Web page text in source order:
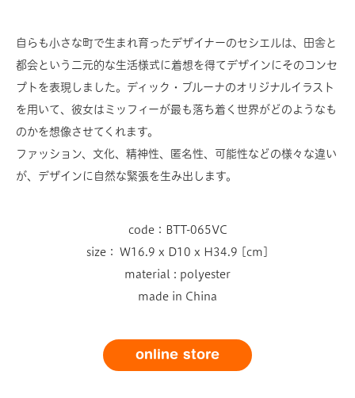
自らも小さな町で生まれ育ったデザイナーのセシエルは、田舎と
都会という二元的な生活様式に着想を得てデザインにそのコンセ
プトを表現しました。ディック・ブルーナのオリジナルイラスト
を用いて、彼女はミッフィーが最も落ち着く世界がどのようなも
のかを想像させてくれます。
ファッション、文化、精神性、匿名性、可能性などの様々な違い
が、デザインに自然な緊張を生み出します。
code：BTT-065VC
size： W16.9 x D10 x H34.9 [cm]
material : polyester
made in China
online store